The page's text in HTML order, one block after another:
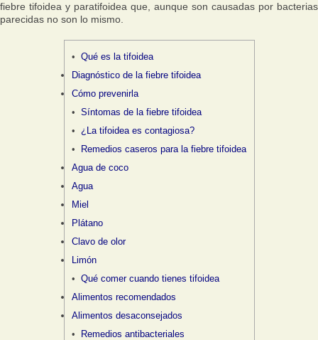
fiebre tifoidea y paratifoidea que, aunque son causadas por bacterias
parecidas no son lo mismo.
Qué es la tifoidea
Diagnóstico de la fiebre tifoidea
Cómo prevenirla
Síntomas de la fiebre tifoidea
¿La tifoidea es contagiosa?
Remedios caseros para la fiebre tifoidea
Agua de coco
Agua
Miel
Plátano
Clavo de olor
Limón
Qué comer cuando tienes tifoidea
Alimentos recomendados
Alimentos desaconsejados
Remedios antibacteriales